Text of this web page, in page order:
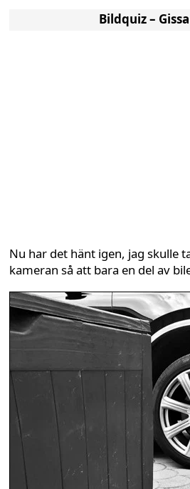
Bildquiz –
Nu har det hänt igen, jag skulle
kameran så att bara en del av